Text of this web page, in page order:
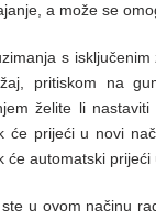
a može se
s
pritiskom na
želite li
će prijeći u novi
će automatski
ste u ovom načinu